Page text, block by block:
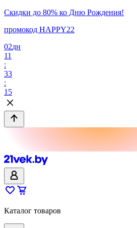
Скидки до 80% ко Дню Рождения!
промокод HAPPY22
02дн
11
:
33
:
15
Каталог товаров